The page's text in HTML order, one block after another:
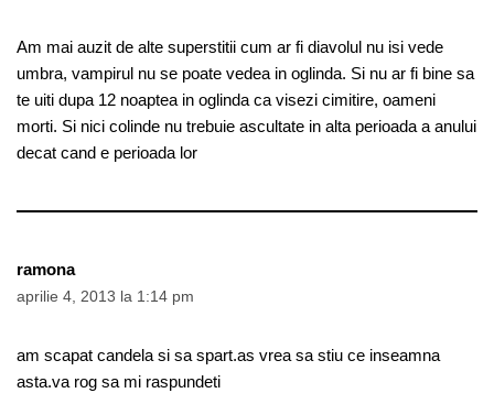
Am mai auzit de alte superstitii cum ar fi diavolul nu isi vede
umbra, vampirul nu se poate vedea in oglinda. Si nu ar fi bine sa
te uiti dupa 12 noaptea in oglinda ca visezi cimitire, oameni
morti. Si nici colinde nu trebuie ascultate in alta perioada a anului
decat cand e perioada lor
ramona
aprilie 4, 2013 la 1:14 pm
am scapat candela si sa spart.as vrea sa stiu ce inseamna
asta.va rog sa mi raspundeti